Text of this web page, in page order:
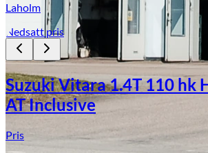
Laholm
Nedsatt pris
Suzuki Vitara 1.4T 110 hk
AT Inclusive
Pris